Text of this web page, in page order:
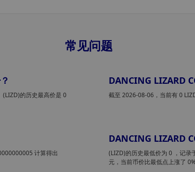
常见问题
(LIZD)的历史最高价是 0
DANCING LIZARD
截至 2026-08-06，当前有 0
计算得出
DANCING LIZARD
(LIZD)的历史最低价为 0 ，记
元，当前币价比最低点上涨了 0%